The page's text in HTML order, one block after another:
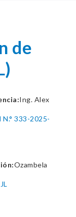
de
Ing. Alex
333-2025-
Ozambela